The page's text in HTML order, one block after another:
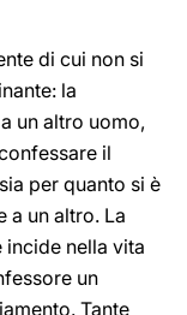
di cui non si
la
un altro uomo,
il
per quanto si è
a un altro. La
incide nella vita
un
Tante